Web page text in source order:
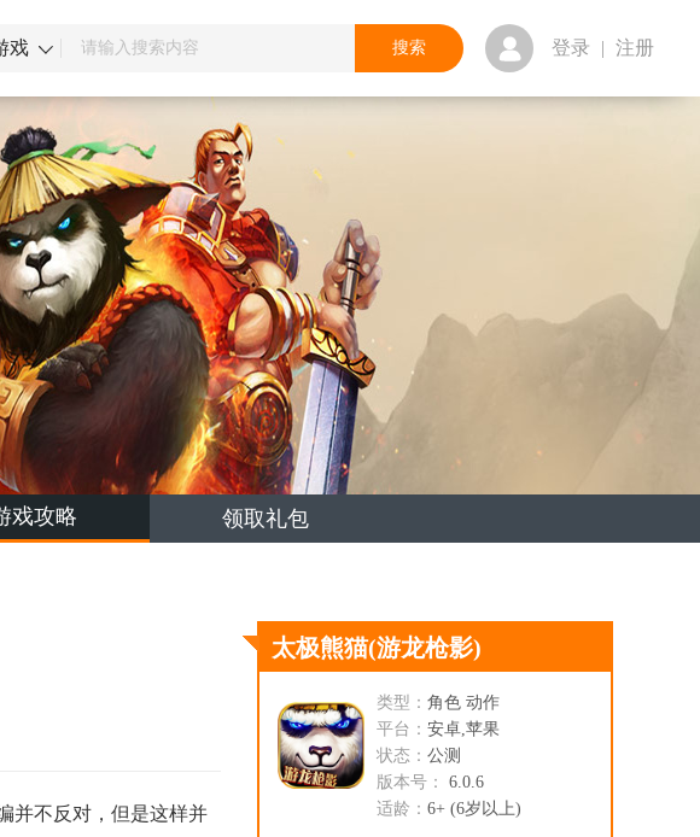
戏 登录 | 注册
戏攻略 领取礼包
并不反对，但是这样并
太极熊猫(游龙枪影)
类型： 角色 动作
平台： 安卓,苹果
状态： 公测
版本号：
6.0.6
适龄： 6+ (6岁以上)